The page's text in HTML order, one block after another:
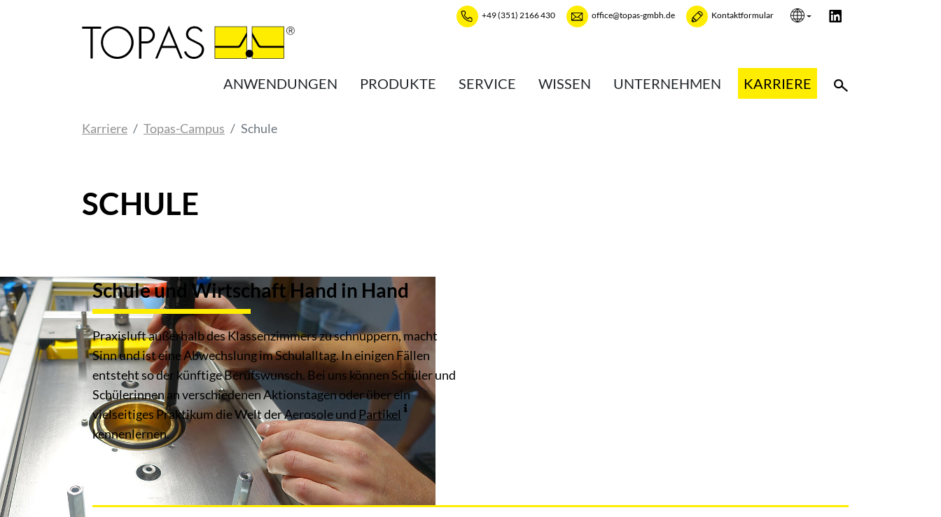
+49 (351) 2166 430 office@topas-gmbh.de Kontaktformular
ANWENDUNGEN PRODUKTE SERVICE WISSEN UNTERNEHMEN KARRIERE
Karriere Topas-Campus Schule
SCHULE
Schule und Wirtschaft Hand in Hand
Praxisluft außerhalb des Klassenzimmers zu schnuppern, macht
Sinn und ist eine Abwechslung im Schulalltag. In einigen Fällen
entsteht so der künftige Berufswunsch. Bei uns können Schüler und
Schülerinnen an verschiedenen Aktionstagen oder über ein
vielseitiges Praktikum die Welt der Aerosole und Partikel
kennenlernen.